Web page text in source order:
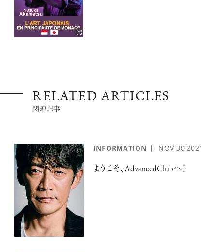
RELATED ARTICLES
関連記事
INFORMATION NOV 30,2021
ようこそ、AdvancedClubへ！